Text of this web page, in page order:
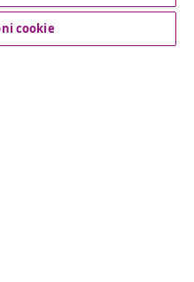
cookie